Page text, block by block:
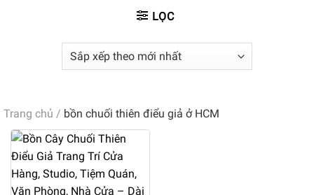
LỌC
Trang chủ / bồn chuối thiên điểu giả ở HCM